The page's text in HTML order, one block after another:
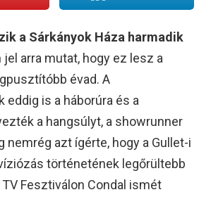
a Sárkányok Háza harmadik
jel arra mutat, hogy ez lesz a
évad. A
eddig is a háborúra és a
a hangsúlyt, a showrunner
nemrég azt ígérte, hogy a Gullet-i
történetének legőrültebb
TV Fesztiválon Condal ismét